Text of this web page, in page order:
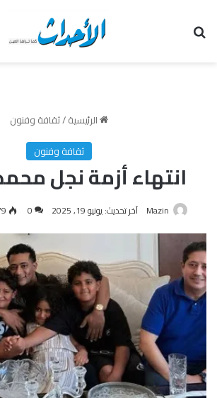
الرئيسية/ثقافة وفنون
ثقافة وفنون
انتهاء أزمة نجل
Mazin آخر تحديث: يونيو 19, 2025 0